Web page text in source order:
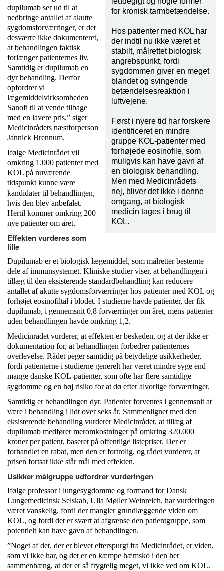
for kronisk tarmbetændelse.
Hos patienter med KOL har
der indtil nu ikke været et
stabilt, målrettet biologisk
angrebspunkt, fordi
sygdommen giver en meget
blandet og svingende
betændelsesreaktion i
luftvejene.
Først i nyere tid har forskere
identificeret en mindre
gruppe KOL-patienter med
forhøjede eosinofile, som
muligvis kan have gavn af
en biologisk behandling.
Men med Medicinrådets
nej, bliver det ikke i denne
omgang, at biologisk
medicin tages i brug til
KOL.
dupilumab ser ud til at
nedbringe antallet af akutte
sygdomsforværringer, er det
desværre ikke dokumenteret,
at behandlingen faktisk
forlænger patienternes liv.
Samtidig er dupilumab en
dyr behandling. Derfor
opfordrer vi
lægemiddelvirksomheden
Sanofi til at vende tilbage
med en lavere pris,” siger
Medicinrådets næstforperson
Jannick Brennum.
Ifølge Medicinrådet vil
omkring 1.000 patienter med
KOL på nuværende
tidspunkt kunne være
kandidater til behandlingen,
hvis den blev anbefalet.
Hertil kommer omkring 200
nye patienter om året.
Effekten vurderes som
lille
Dupilumab er et biologisk lægemiddel, som målretter bestemte
dele af immunsystemet. Kliniske studier viser, at behandlingen i
tillæg til den eksisterende standardbehandling kan reducere
antallet af akutte sygdomsforværringer hos patienter med KOL og
forhøjet eosinofiltal i blodet. I studierne havde patienter, der fik
dupilumab, i gennemsnit 0,8 forværringer om året, mens patienter
uden behandlingen havde omkring 1,2.
Medicinrådet vurderer, at effekten er beskeden, og at der ikke er
dokumentation for, at behandlingen forbedrer patienternes
overlevelse. Rådet peger samtidig på betydelige usikkerheder,
fordi patienterne i studierne generelt har været mindre syge end
mange danske KOL-patienter, som ofte har flere samtidige
sygdomme og en høj risiko for at dø efter alvorlige forværringer.
Samtidig er behandlingen dyr. Patienter forventes i gennemsnit at
være i behandling i lidt over seks år. Sammenlignet med den
eksisterende behandling vurderer Medicinrådet, at tillæg af
dupilumab medfører meromkostninger på omkring 320.000
kroner per patient, baseret på offentlige listepriser. Der er
forhandlet en rabat, men den er fortrolig, og rådet vurderer, at
prisen fortsat ikke står mål med effekten.
Usikker målgruppe udfordrer vurderingen
Ifølge professor i lungesygdomme og formand for Dansk
Lungemedicinsk Selskab, Ulla Møller Weinreich, har vurderingen
været vanskelig, fordi der mangler grundlæggende viden om
KOL, og fordi det er svært at afgrænse den patientgruppe, som
potentielt kan have gavn af behandlingen.
”Noget af det, der er blevet efterspurgt fra Medicinrådet, er viden,
som vi ikke har, og det er en kæmpe hæmsko i den her
sammenhæng, at der er så frygtelig meget, vi ikke ved om KOL.